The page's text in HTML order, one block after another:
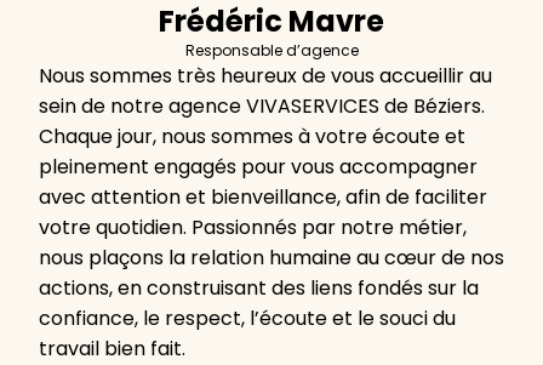
Frédéric Mavre
Responsable d’agence
Nous sommes très heureux de vous accueillir au
sein de notre agence VIVASERVICES de Béziers.
Chaque jour, nous sommes à votre écoute et
pleinement engagés pour vous accompagner
avec attention et bienveillance, afin de faciliter
votre quotidien. Passionnés par notre métier,
nous plaçons la relation humaine au cœur de nos
actions, en construisant des liens fondés sur la
confiance, le respect, l’écoute et le souci du
travail bien fait.